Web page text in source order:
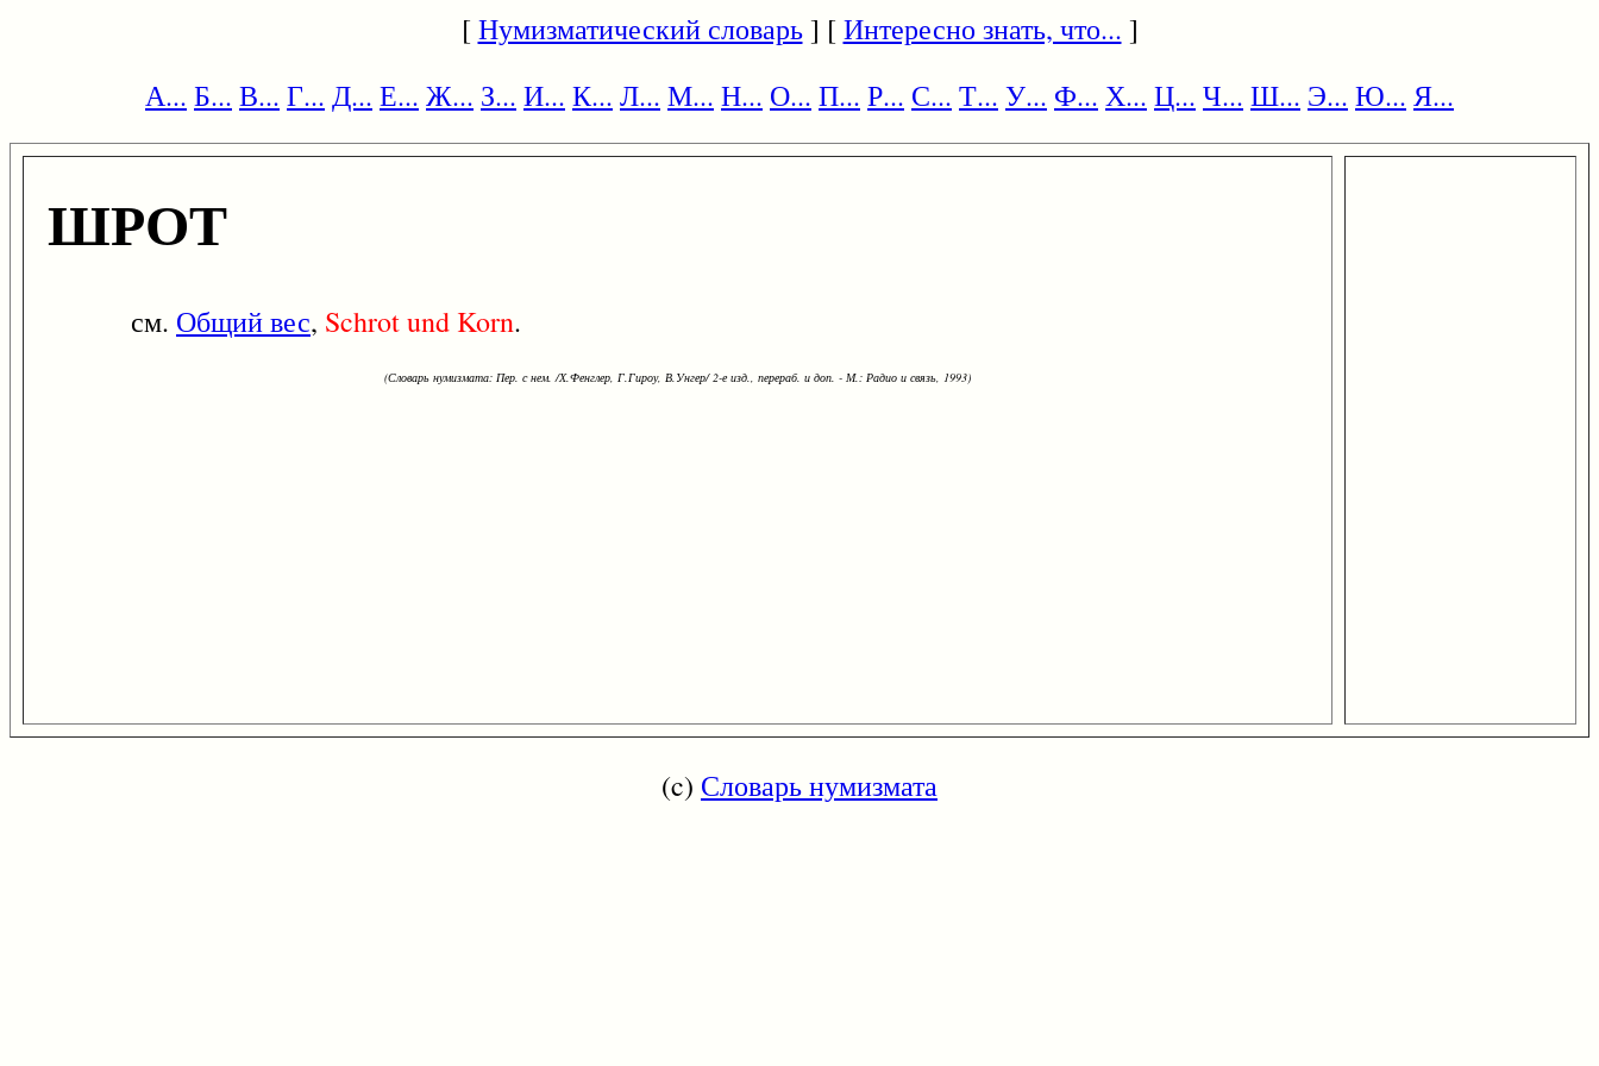
[Нумизматический словарь] [Интересно знать, что... ]
А... Б... В... Г... Д... Е... Ж... З... И... К... Л... М... Н... О... П... Р... С... Т... У... Ф... Х... Ц... Ч... Ш... Э... Ю... Я...
ШРОТ
см. Общий вес, Schrotund Korn.
(Словарь нумизмата: Пер. с нем. /Х.Фенглер, Г.Гироу, В.Унгер/ 2-е изд., перераб. и доп. - М.: Радио и связь, 1993)
(c) Словарь нумизмата